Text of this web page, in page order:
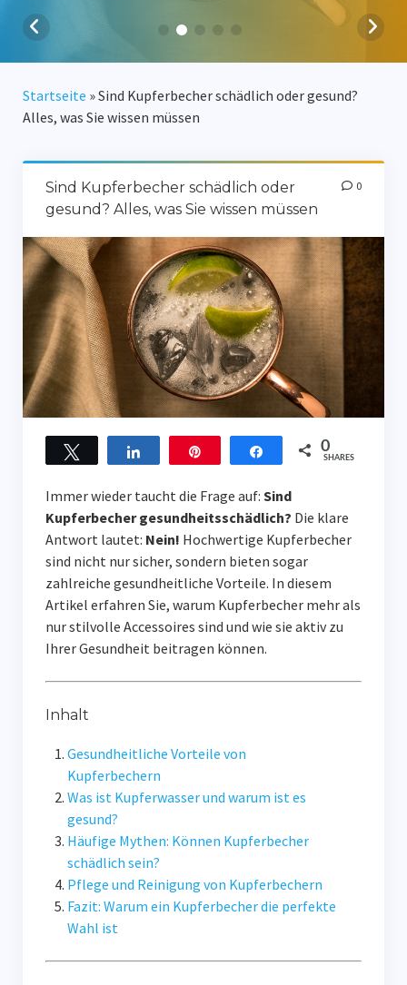
Sind Kupferbecher schädlich?
Produkte entdecken
FAQ
Startseite »Sind Kupferbecher schädlich oder gesund?
Alles, was Sie wissen müssen
Sind Kupferbecher schädlich oder
gesund? Alles, was Sie wissen müssen
0
Twittern Teilen 0
SHARES
Immer wieder taucht die Frage auf: Sind
Kupferbecher gesundheitsschädlich? Die klare
Antwort lautet: Nein! Hochwertige Kupferbecher
sind nicht nur sicher, sondern bieten sogar
zahlreiche gesundheitliche Vorteile. In diesem
Artikel erfahren Sie, warum Kupferbecher mehr als
nur stilvolle Accessoires sind und wie sie aktiv zu
Ihrer Gesundheit beitragen können.
Inhalt
Gesundheitliche Vorteile von
Kupferbechern
Was ist Kupferwasser und warum ist es
gesund?
Häufige Mythen: Können Kupferbecher
schädlich sein?
Pflege und Reinigung von Kupferbechern
Fazit: Warum ein Kupferbecher die perfekte
Wahl ist